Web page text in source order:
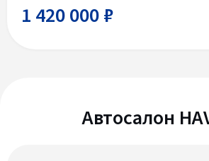
1 420 000 ₽
Автосалон